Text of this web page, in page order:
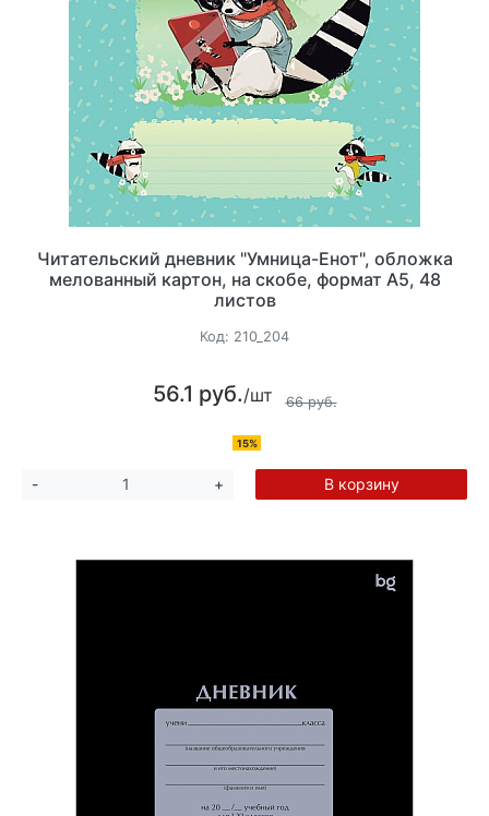
Читательский дневник "Умница-Енот", обложка
мелованный картон, на скобе, формат А5, 48
листов
Код: 210_204
56.1 руб./шт 66 руб.
15%
- + В корзину